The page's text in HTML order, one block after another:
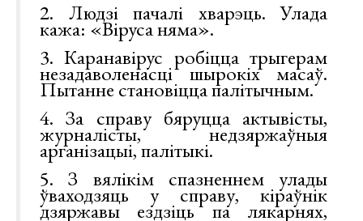
2. Людзі пачалі хварэць. Улада
кажа: «Віруса няма».
3. Каранавірус робіцца трыгерам
незадаволенасці шырокіх масаў.
Пытанне становіцца палітычным.
4. За справу бяруцца актывісты,
журналісты, недзяржаўныя
арганізацыі, палітыкі.
5. З вялікім спазненнем улады
ўваходзяць у справу, кіраўнік
дзяржавы ездзіць па лякарнях,